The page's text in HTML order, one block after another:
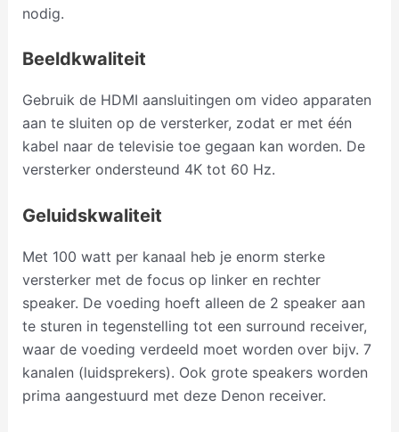
nodig.
Beeldkwaliteit
Gebruik de HDMI aansluitingen om video apparaten
aan te sluiten op de versterker, zodat er met één
kabel naar de televisie toe gegaan kan worden. De
versterker ondersteund 4K tot 60 Hz.
Geluidskwaliteit
Met 100 watt per kanaal heb je enorm sterke
versterker met de focus op linker en rechter
speaker. De voeding hoeft alleen de 2 speaker aan
te sturen in tegenstelling tot een surround receiver,
waar de voeding verdeeld moet worden over bijv. 7
kanalen (luidsprekers). Ook grote speakers worden
prima aangestuurd met deze Denon receiver.